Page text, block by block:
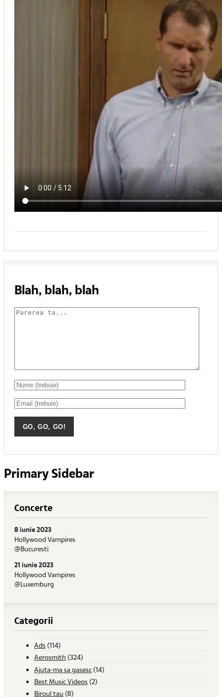
Blah, blah, blah
Primary Sidebar
Concerte
8 iunie 2023
Hollywood Vampires
@Bucuresti
21 iunie 2023
Hollywood Vampires
@Luxemburg
Categorii
Ads (114)
Aerosmith (324)
Ajuta-ma sa gasesc (14)
Best Music Videos (2)
Biroul tau (8)